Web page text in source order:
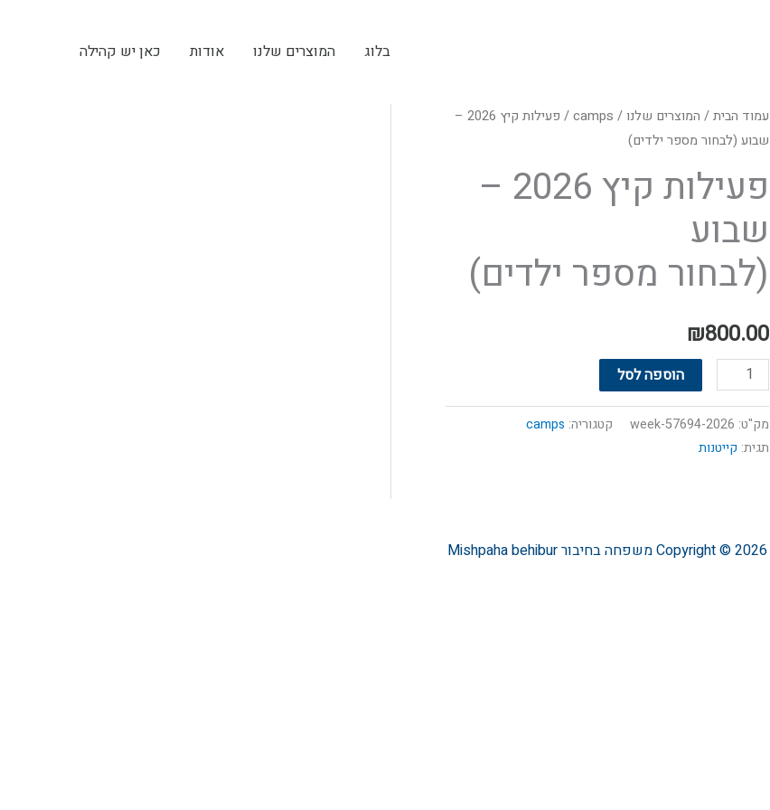
בלוג המוצרים שלנו אודות כאן יש קהילה
עמוד הבית/ המוצרים שלנו/
camps
/ פעילות קיץ 2026 –
שבוע (לבחור מספר ילדים)
פעילות קיץ 2026 –
שבוע
(לבחור מספר ילדים)
₪800.00
כמות
של
קיץ
2026
שבוע
(לבחור
מספר
הוספה לסל
מק"ט: 57694-2026-week קטגוריה: camps
תגית: קייטנות
Copyright © 2026משפחה בחיבור